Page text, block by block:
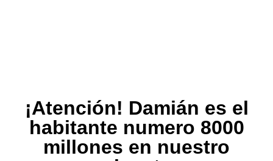
¡Atención! Damián es el
habitante numero 8000
millones en nuestro